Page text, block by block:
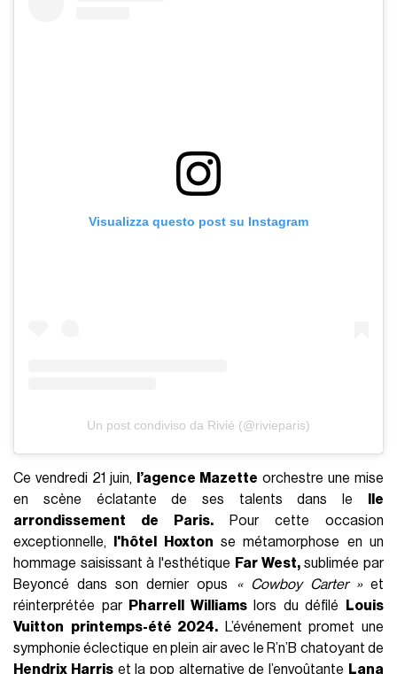
Visualizza questo post su Instagram
Un post condiviso da Rivié (@rivieparis)
Ce vendredi 21 juin, l’agence Mazette orchestre une mise
en scène éclatante de ses talents dans le
IIe
arrondissement de Paris. Pour cette occasion
exceptionnelle,
l'hôtel Hoxton se métamorphose en un
hommage saisissant à l'esthétique Far West,sublimée par
Beyoncé dans son dernier opus « Cowboy Carter »et
réinterprétée par Pharrell Williamslors du défilé
Louis
Vuitton
printemps-été 2024. L’événement promet une
symphonie éclectique en plein air avec le R’n’B chatoyant de
Hendrix Harriset la pop alternative de l’envoûtante Lana